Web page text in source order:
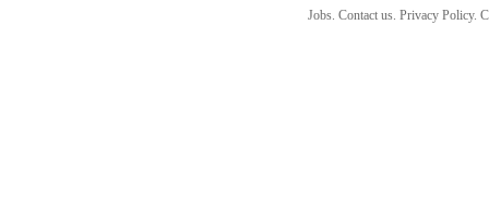
Jobs. Contact us. Privacy Policy.